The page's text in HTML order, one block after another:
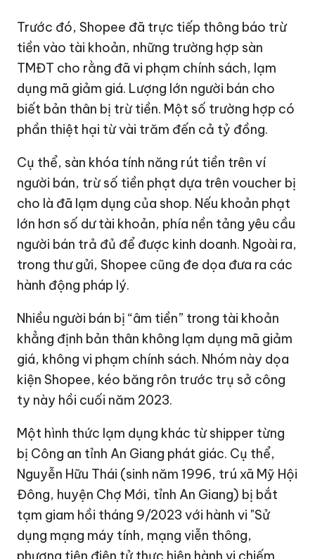
Trước đó, Shopee đã trực tiếp thông báo trừ
tiền vào tài khoản, những trường hợp sàn
TMĐT cho rằng đã vi phạm chính sách, lạm
dụng mã giảm giá. Lượng lớn người bán cho
biết bản thân bị trừ tiền. Một số trường hợp có
phần thiệt hại từ vài trăm đến cả tỷ đồng.
Cụ thể, sàn khóa tính năng rút tiền trên ví
người bán, trừ số tiền phạt dựa trên voucher bị
cho là đã lạm dụng của shop. Nếu khoản phạt
lớn hơn số dư tài khoản, phía nền tảng yêu cầu
người bán trả đủ để được kinh doanh. Ngoài ra,
trong thư gửi, Shopee cũng đe dọa đưa ra các
hành động pháp lý.
Nhiều người bán bị “âm tiền” trong tài khoản
khẳng định bản thân không lạm dụng mã giảm
giá, không vi phạm chính sách. Nhóm này dọa
kiện Shopee, kéo băng rôn trước trụ sở công
ty này hồi cuối năm 2023.
Một hình thức lạm dụng khác từ shipper từng
bị Công an tỉnh An Giang phát giác. Cụ thể,
Nguyễn Hữu Thái (sinh năm 1996, trú xã Mỹ Hội
Đông, huyện Chợ Mới, tỉnh An Giang) bị bắt
tạm giam hồi tháng 9/2023 với hành vi "Sử
dụng mạng máy tính, mạng viễn thông,